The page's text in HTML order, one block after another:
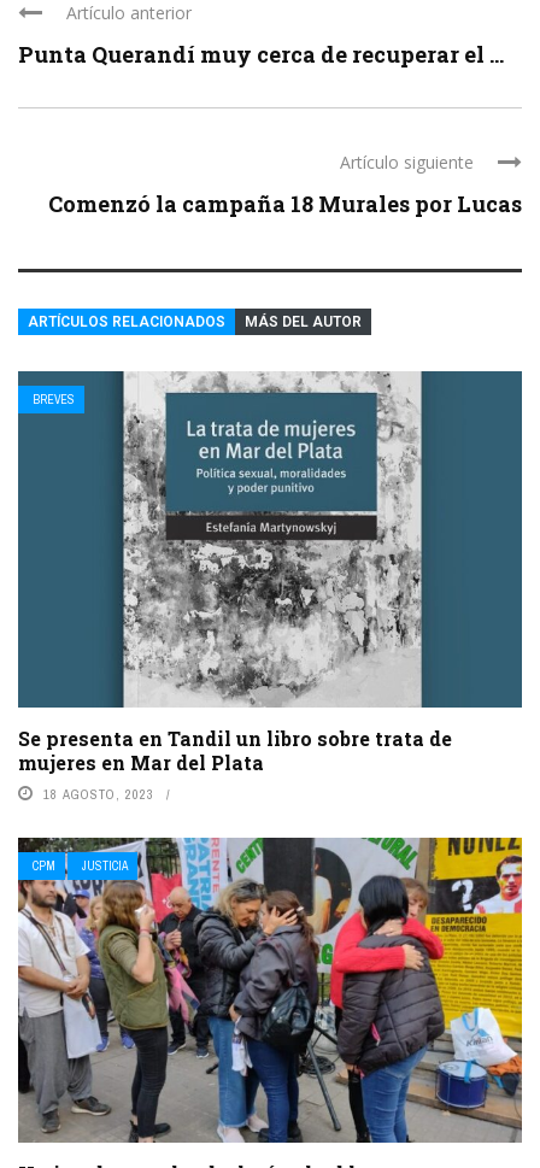
Artículo anterior
Punta Querandí muy cerca de recuperar el ...
Artículo siguiente
Comenzó la campaña 18 Murales por Lucas
ARTÍCULOS RELACIONADOS MÁS DEL AUTOR
BREVES
Se presenta en Tandil un libro sobre trata de
mujeres en Mar del Plata
18 AGOSTO, 2023
CPM JUSTICIA